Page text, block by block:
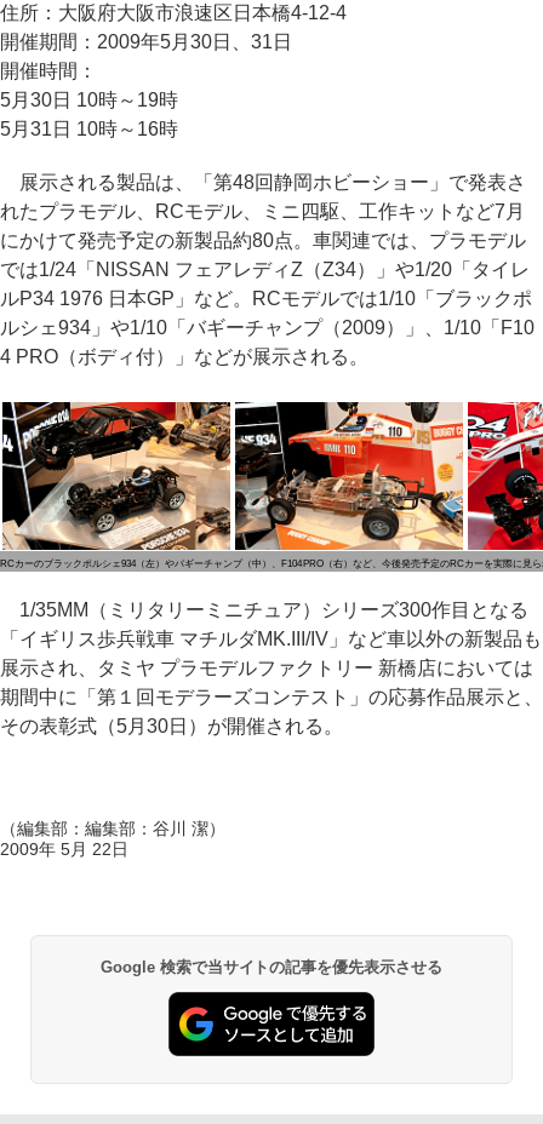
住所：大阪府大阪市浪速区日本橋4-12-4
開催期間：2009年5月30日、31日
開催時間：
5月30日 10時～19時
5月31日 10時～16時
展示される製品は、「第48回静岡ホビーショー」で発表さ
れたプラモデル、RCモデル、ミニ四駆、工作キットなど7月
にかけて発売予定の新製品約80点。車関連では、プラモデル
では1/24「NISSAN フェアレディZ（Z34）」や1/20「タイレ
ルP34 1976 日本GP」など。RCモデルでは1/10「ブラックポ
ルシェ934」や1/10「バギーチャンプ（2009）」、1/10「F10
4 PRO（ボディ付）」などが展示される。
RCカーのブラックポルシェ934（左）やバギーチャンプ（中）、F104 PRO（右）など、今後発売予定のRCカーを実際に見
1/35MM（ミリタリーミニチュア）シリーズ300作目となる
「イギリス歩兵戦車 マチルダMK.III/IV」など車以外の新製品も
展示され、タミヤ プラモデルファクトリー 新橋店においては
期間中に「第１回モデラーズコンテスト」の応募作品展示と、
その表彰式（5月30日）が開催される。
（編集部：編集部：谷川 潔）
2009年 5月 22日
Google 検索で当サイトの記事を優先表示させる